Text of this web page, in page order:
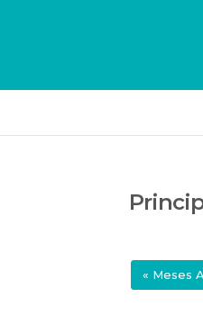
« Meses